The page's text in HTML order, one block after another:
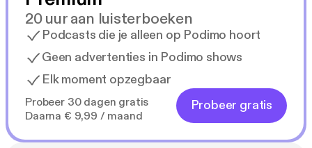
20 uur aan luisterboeken
Podcasts die je alleen op Podimo hoort
Geen advertenties in Podimo shows
Elk moment opzegbaar
Probeer 30 dagen gratis
Daarna € 9,99 / maand
Probeer gratis